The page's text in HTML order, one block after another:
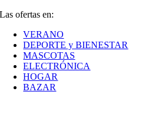
Las ofertas en:
VERANO
DEPORTE y BIENESTAR
MASCOTAS
ELECTRÓNICA
HOGAR
BAZAR